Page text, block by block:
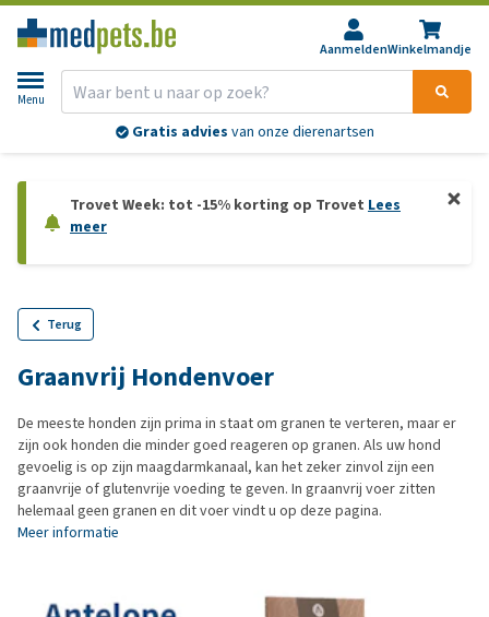
AanmeldenWinkelmandje
Menu
Gratis advies van onze dierenartsen
Trovet Week: tot -15% korting op Trovet Lees
meer
Terug
Graanvrij Hondenvoer
De meeste honden zijn prima in staat om granen te verteren, maar er
zijn ook honden die minder goed reageren op granen. Als uw hond
gevoelig is op zijn maagdarmkanaal, kan het zeker zinvol zijn een
graanvrije of glutenvrije voeding te geven. In graanvrij voer zitten
helemaal geen granen en dit voer vindt u op deze pagina.
Meer informatie